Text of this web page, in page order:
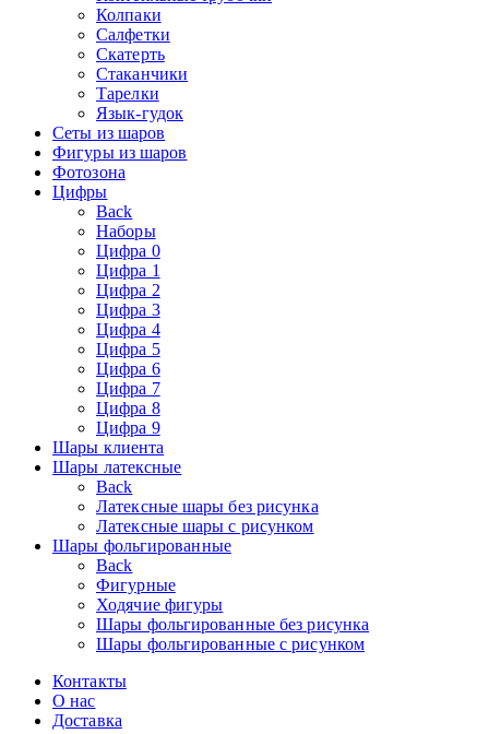
Колпаки
Салфетки
Скатерть
Стаканчики
Тарелки
Язык-гудок
Сеты из шаров
Фигуры из шаров
Фотозона
Цифры
Back
Наборы
Цифра 0
Цифра 1
Цифра 2
Цифра 3
Цифра 4
Цифра 5
Цифра 6
Цифра 7
Цифра 8
Цифра 9
Шары клиента
Шары латексные
Back
Латексные шары без рисунка
Латексные шары с рисунком
Шары фольгированные
Back
Фигурные
Ходячие фигуры
Шары фольгированные без рисунка
Шары фольгированные с рисунком
Контакты
О нас
Доставка